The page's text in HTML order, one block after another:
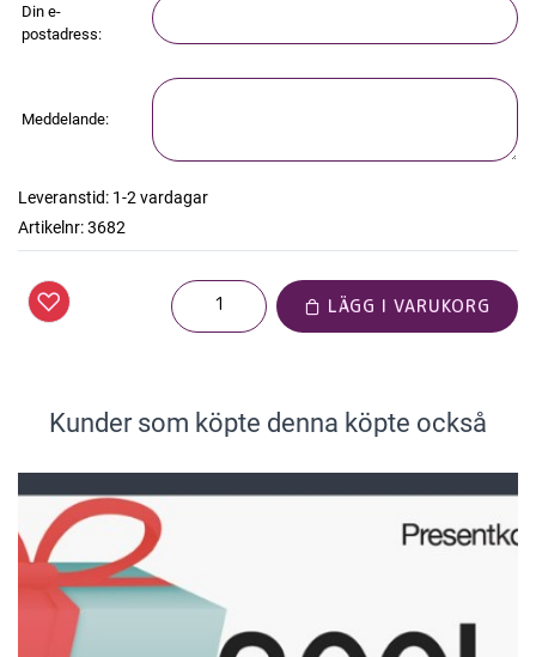
Din e-
postadress:
Meddelande:
Leveranstid: 1-2 vardagar
Artikelnr:3682
LÄGG I VARUKORG
Kunder som köpte denna köpte också